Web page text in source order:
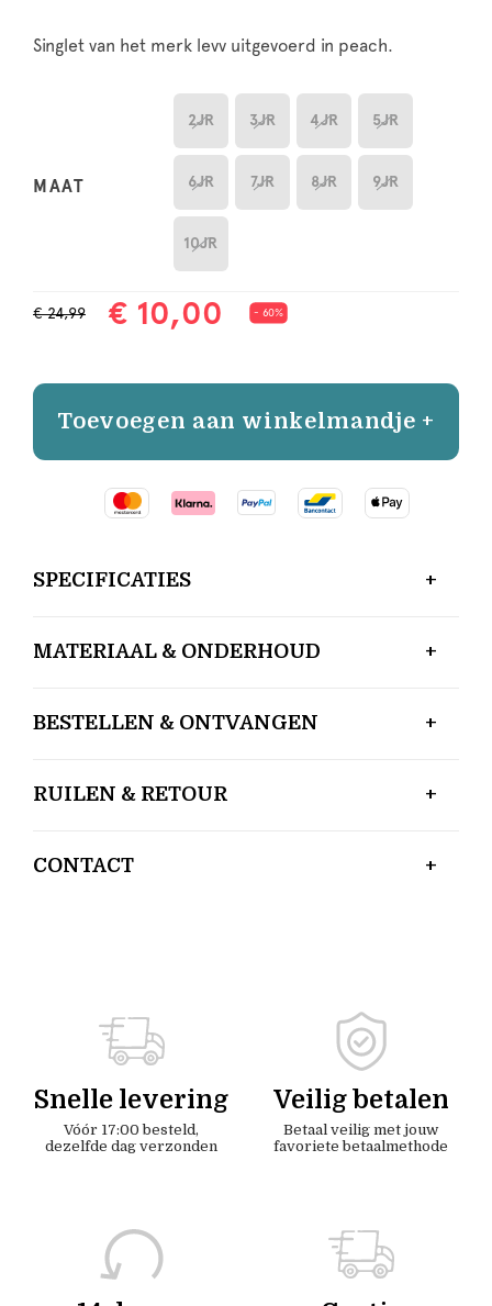
Singlet van het merk levv uitgevoerd in peach.
MAAT
2JR 3JR 4JR 5JR
6JR 7JR 8JR 9JR
10JR
€ 24,99 € 10,00 - 60%
Toevoegen aan winkelmandje +
SPECIFICATIES
MATERIAAL & ONDERHOUD
BESTELLEN & ONTVANGEN
RUILEN & RETOUR
CONTACT
Snelle levering
Vóór 17:00 besteld,
dezelfde dag verzonden
Veilig betalen
Betaal veilig met jouw
favoriete betaalmethode